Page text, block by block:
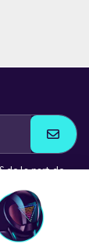
de la part de